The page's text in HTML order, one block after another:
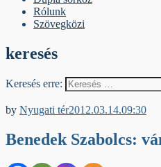
Rólunk
Szövegközi
keresés
Keresés erre:
by Nyugati tér2012.03.14.09:30
Benedek Szabolcs: